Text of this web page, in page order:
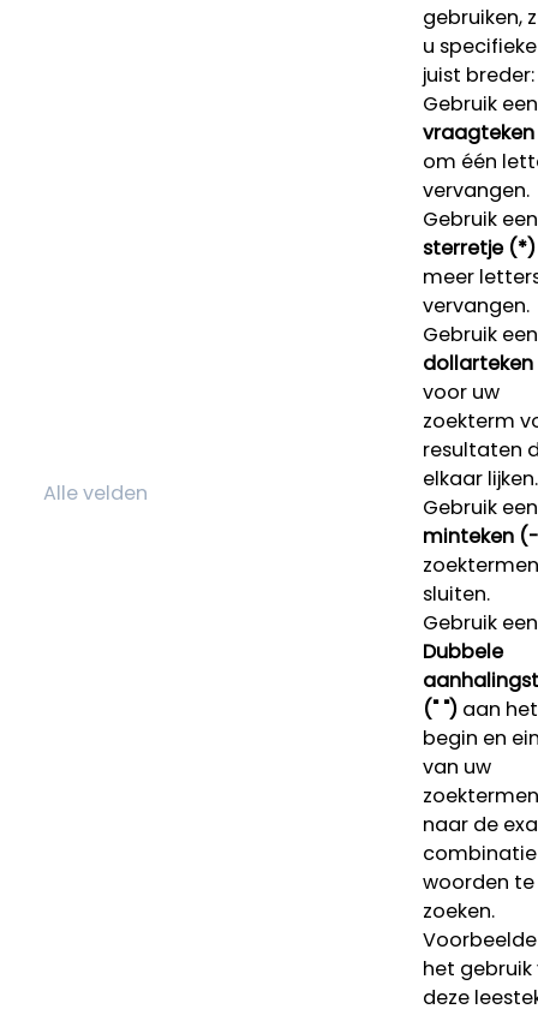
gebruiken,
u
juist breder:
Gebruik een
om één
vervangen.
Gebruik een
sterretje (*)
meer
vervangen.
Gebruik een
voor uw
zoekterm
resultaten
elkaar lijken.
Gebruik een
minteken
sluiten.
Gebruik een
Dubbele
(" ")aan het
begin en
van uw
naar de
woorden te
zoeken.
het gebruik
deze